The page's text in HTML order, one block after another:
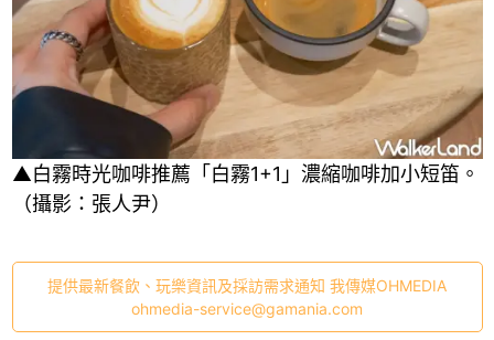
▲白霧時光咖啡推薦「白霧1+1」濃縮咖啡加小短笛。
（攝影：張人尹）
提供最新餐飲、玩樂資訊及採訪需求通知 我傳媒OHMEDIA
ohmedia-service@gamania.com